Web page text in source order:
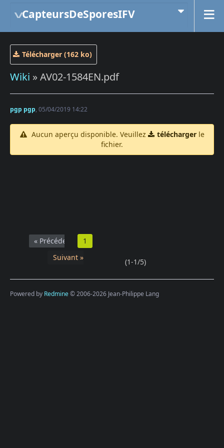
CapteursDeSporesIFV
Télécharger (162 ko)
Wiki » AV02-1584EN.pdf
pgp pgp, 05/04/2019 14:22
Aucun aperçu disponible. Veuillez téléchargerle
fichier.
« Précédent
1
Suivant »
(1-1/5)
Powered by Redmine© 2006-2026 Jean-Philippe Lang